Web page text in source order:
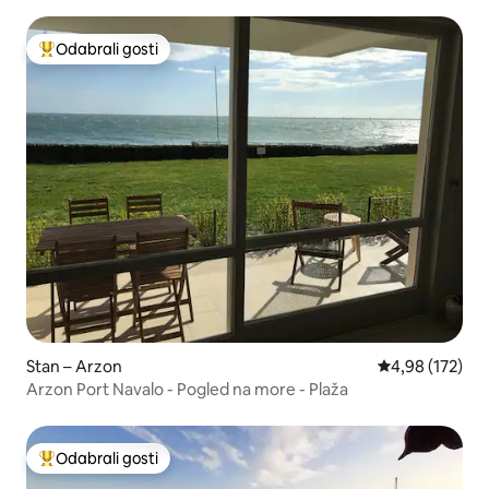
Među najviše rangiranima s oznakom „Odabrali gosti”
Odabrali gosti
Stan – Arzon Prosječna
4,98 (172)
Arzon Port Navalo - Pogled na more - Plaža
Među najviše rangiranima s oznakom „Odabrali gosti”
Odabrali gosti